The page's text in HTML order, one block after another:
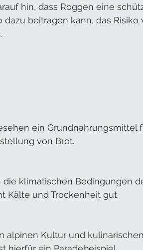
hin, dass Roggen eine
beitragen kann, das Risiko
ein Grundnahrungsmittel
von Brot.
die klimatischen Bedingungen
Kälte und Trockenheit gut.
alpinen Kultur und